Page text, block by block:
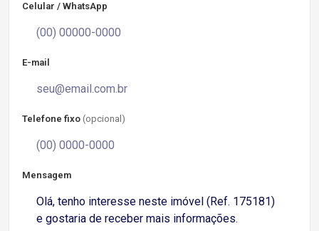
Celular / WhatsApp
E-mail
Telefone fixo (opcional)
Mensagem